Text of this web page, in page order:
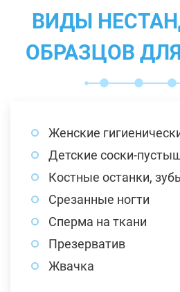
ВИДЫ
ОБРАЗЦОВ
Женские
Детские соски-
Костные останки,
Срезанные ногти
Сперма на ткани
Презерватив
Жвачка